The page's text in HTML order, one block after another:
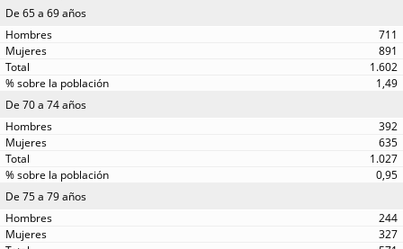
De 65 a 69 años
711
891
1.602
1,49
De 70 a 74 años
392
635
1.027
0,95
De 75 a 79 años
244
327